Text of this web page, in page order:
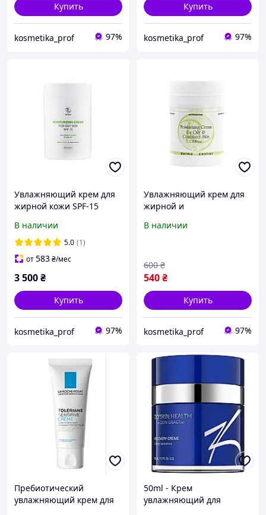
Купить
kosmetika_prof 97%
Купить
kosmetika_prof 97%
Увлажняющий крем для
жирной кожи SPF-15
Oily Skin Spf-15 Renew 250
ml
В наличии
5.0 (1)
от583₴/мес
3 500₴
Купить
kosmetika_prof 97%
Увлажняющий крем для
жирной и
Moisturizing Cream For
В наличии
540₴
600 ₴
Купить
kosmetika_prof 97%
Пребиотический
увлажняющий крем для
50ml - Крем
увлажняющий для